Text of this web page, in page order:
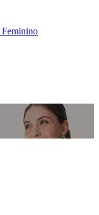
Feminino